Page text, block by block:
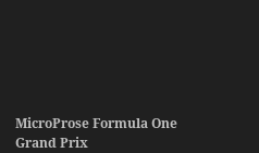
MicroProse Formula One
Grand Prix